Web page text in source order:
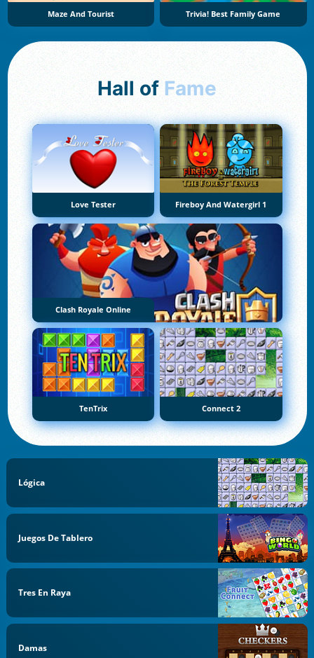
Maze And Tourist Trivia! Best Family Game
Hall of Fame
Love Tester Fireboy And Watergirl 1
Clash Royale Online
TenTrix Connect 2
Lógica
Juegos De Tablero
Tres En Raya
Damas